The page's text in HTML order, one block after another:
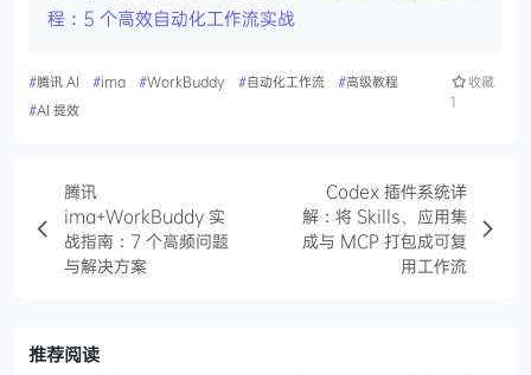
程：5 个高效自动化工作流实战
#腾讯 AI #ima #WorkBuddy #自动化工作流 #高级教程
#AI 提效
收藏
1
腾讯
ima+WorkBuddy 实
战指南：7 个高频问题
与解决方案
Codex 插件系统详
解：将 Skills、应用集
成与 MCP 打包成可复
用工作流
推荐阅读